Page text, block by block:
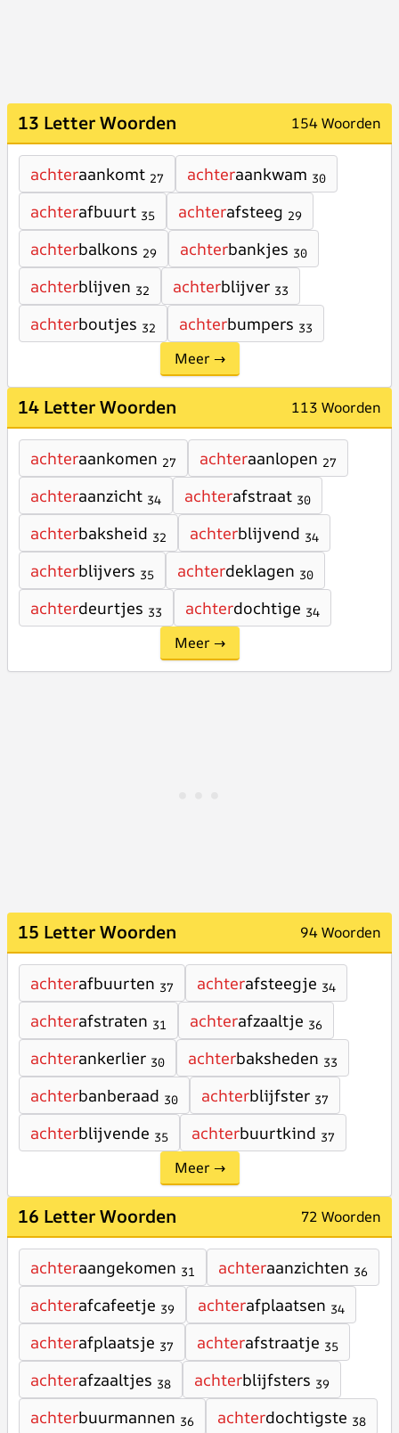
13 Letter Woorden 154 Woorden
achteraankomt 27 achteraankwam 30
achterafbuurt 35 achterafsteeg 29
achterbalkons 29 achterbankjes 30
achterblijven 32 achterblijver 33
achterboutjes 32 achterbumpers 33
Meer →
14 Letter Woorden 113 Woorden
achteraankomen 27 achteraanlopen 27
achteraanzicht 34 achterafstraat 30
achterbaksheid 32 achterblijvend 34
achterblijvers 35 achterdeklagen 30
achterdeurtjes 33 achterdochtige 34
Meer →
15 Letter Woorden 94 Woorden
achterafbuurten 37 achterafsteegje 34
achterafstraten 31 achterafzaaltje 36
achterankerlier 30 achterbaksheden 33
achterbanberaad 30 achterblijfster 37
achterblijvende 35 achterbuurtkind 37
Meer →
16 Letter Woorden 72 Woorden
achteraangekomen 31 achteraanzichten 36
achterafcafeetje 39 achterafplaatsen 34
achterafplaatsje 37 achterafstraatje 35
achterafzaaltjes 38 achterblijfsters 39
achterbuurmannen 36 achterdochtigste 38